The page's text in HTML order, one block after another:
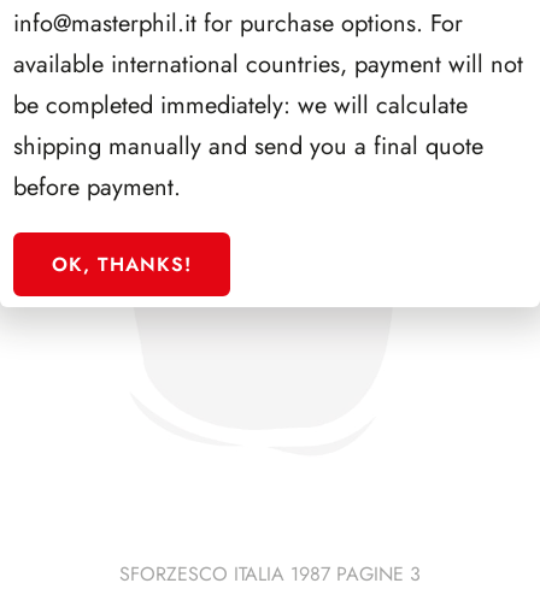
SFORZESCO ITALIA 1987 PAGINE 3
info@masterphil.it for purchase options. For
available international countries, payment will not
be completed immediately: we will calculate
shipping manually and send you a final quote
before payment.
OK, THANKS!